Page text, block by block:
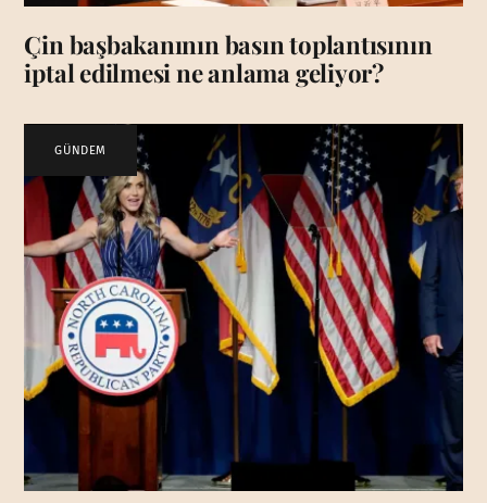
Çin başbakanının basın toplantısının
iptal edilmesi ne anlama geliyor?
GÜNDEM